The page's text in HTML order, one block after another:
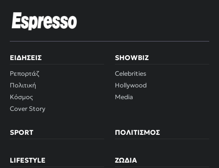
ΕΙΔΉΣΕΙΣ
Ρεπορτάζ
Πολιτική
Κόσμος
Cover Story
SHOWBIZ
Celebrities
Hollywood
Media
SPORT ΠΟΛΙΤΙΣΜΌΣ
LIFESTYLE ΖΏΔΙΑ